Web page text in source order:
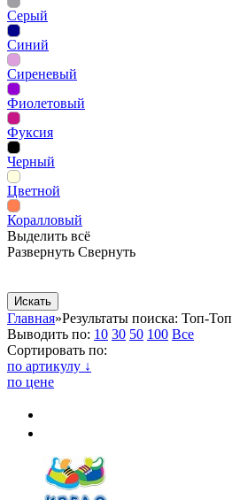
Серый
Синий
Сиреневый
Фиолетовый
Фуксия
Черный
Цветной
Коралловый
Выделить всё
Развернуть Свернуть
Главная»Результаты поиска: Топ-Топ
Выводить по: 10 30 50 100 Все
Сортировать по:
по артикулу ↓
по цене